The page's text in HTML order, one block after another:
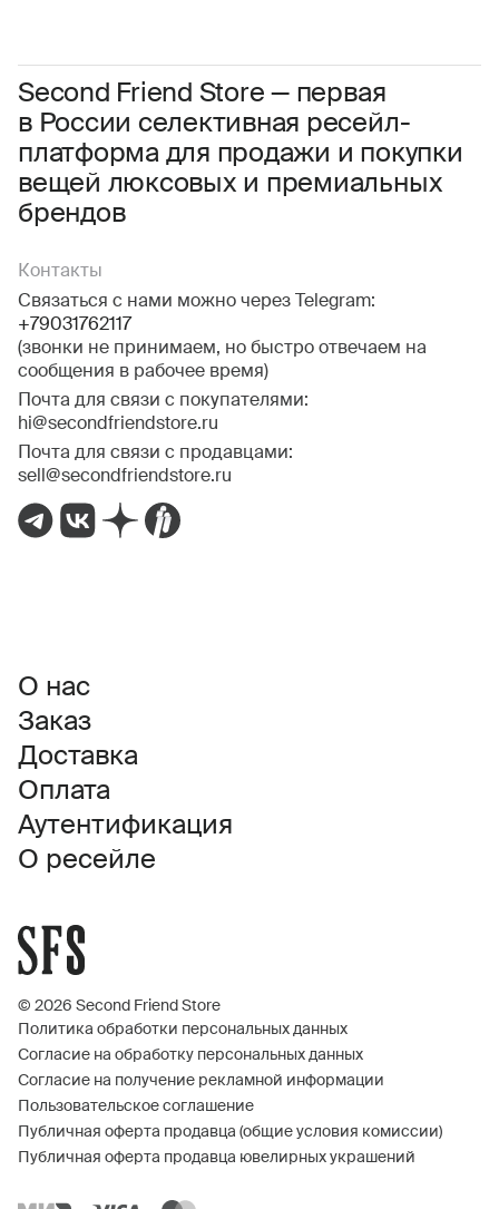
Second Friend Store — первая
в России селективная ресейл-
платформа для продажи и покупки
вещей люксовых и премиальных
брендов
Контакты
Связаться с нами можно через Telegram:
+79031762117
(звонки не принимаем, но быстро отвечаем на
сообщения в рабочее время)
Почта для связи с покупателями:
hi@secondfriendstore.ru
Почта для связи с продавцами:
sell@secondfriendstore.ru
Соглашаюсь с условиями Пользовательского соглашения
Даю согласие на получение рекламной информации.
О нас
Заказ
Доставка
Оплата
Аутентификация
О ресейле
© 2026 Second Friend Store
Политика обработки персональных данных
Согласие на обработку персональных данных
Согласие на получение рекламной информации
Пользовательское соглашение
Публичная оферта продавца (общие условия комиссии)
Публичная оферта продавца ювелирных украшений